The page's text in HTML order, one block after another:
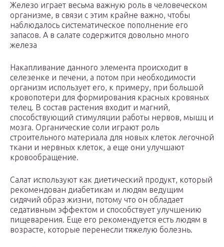
Железо играет весьма важную роль в человеческом
организме, в связи с этим крайне важно, чтобы
наблюдалось систематическое пополнение его
запасов. А в салате содержится довольно много
железа
Накапливание данного элемента происходит в
селезенке и печени, а потом при необходимости
организм использует его, к примеру, при большой
кровопотери для формирования красных кровяных
телец. В состав растения входит и магний,
способствующий стимуляции работы нервов, мышц и
мозга. Органические соли играют роль
строительного материала для новых клеток легочной
ткани и нервных клеток, а еще они улучшают
кровообращение.
Салат используют как диетический продукт, который
рекомендован диабетикам и людям ведущим
сидячий образ жизни, потому что он обладает
седативным эффектом и способствует улучшению
пищеварения. Еще его рекомендуется есть людям в
возрасте, которые перенесли тяжелую болезнь.